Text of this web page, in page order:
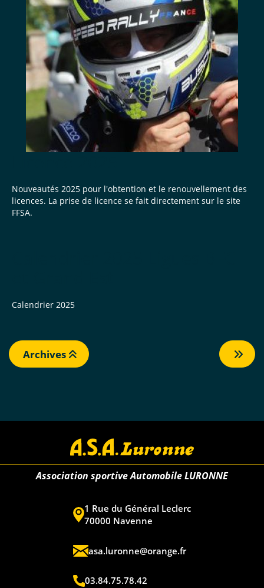
Nouveautés 2025 pour l'obtention et le renouvellement des
licences. La prise de licence se fait directement sur le site
FFSA.
Calendrier 2025
Archives
Association sportive Automobile LURONNE
1 Rue du Général Leclerc
70000 Navenne
asa.luronne@orange.fr
03.84.75.78.42